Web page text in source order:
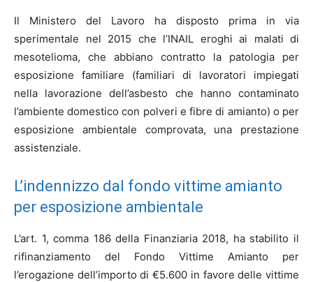
Il Ministero del Lavoro ha disposto prima in via
sperimentale nel 2015 che l’INAIL eroghi ai malati di
mesotelioma, che abbiano contratto la patologia per
esposizione familiare (familiari di lavoratori impiegati
nella lavorazione dell’asbesto che hanno contaminato
l’ambiente domestico con polveri e fibre di amianto) o per
esposizione ambientale comprovata, una prestazione
assistenziale.
L’indennizzo dal fondo vittime amianto
per esposizione ambientale
L’art. 1, comma 186 della Finanziaria 2018, ha stabilito il
rifinanziamento del Fondo Vittime Amianto per
l’erogazione dell’importo di €5.600 in favore delle vittime